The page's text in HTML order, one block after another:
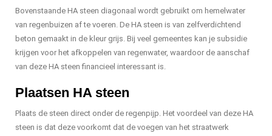
Bovenstaande HA steen diagonaal wordt gebruikt om hemelwater
van regenbuizen af te voeren. De HA steen is van zelfverdichtend
beton gemaakt in de kleur grijs. Bij veel gemeentes kan je subsidie
krijgen voor het afkoppelen van regenwater, waardoor de aanschaf
van deze HA steen financieel interessant is.
Plaatsen HA steen
Plaats de steen direct onder de regenpijp. Het voordeel van deze HA
steen is dat deze voorkomt dat de voegen van het straatwerk